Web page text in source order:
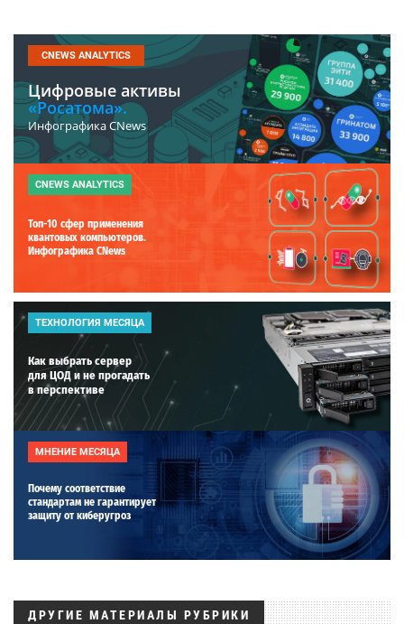
CNEWS ANALYTICS
Цифровые активы
«Росатома».
Инфографика CNews
CNEWS ANALYTICS
Топ-10 сфер применения
квантовых компьютеров.
Инфографика CNews
ТЕХНОЛОГИЯ МЕСЯЦА
Как выбрать сервер
для ЦОД и не прогадать
в перспективе
МНЕНИЕ МЕСЯЦА
Почему соответствие
стандартам не гарантирует
защиту от киберугроз
ДРУГИЕ МАТЕРИАЛЫ РУБРИКИ